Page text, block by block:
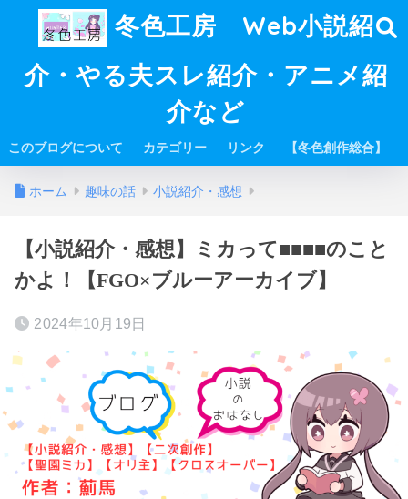
冬色工房 Web小説紹
介・やる夫スレ紹介・アニメ紹
介など
このブログについて カテゴリー リンク 【冬色創作総合】
ホーム 趣味の話 小説紹介・感想
【小説紹介・感想】ミカって■■■■のこと
かよ！【FGO×ブルーアーカイブ】
2024年10月19日